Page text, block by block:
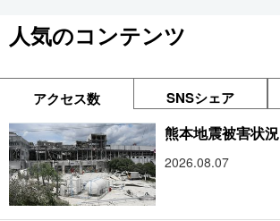
人気のコンテンツ
アクセス数 SNSシェア
熊本地震被害状況
2026.08.07